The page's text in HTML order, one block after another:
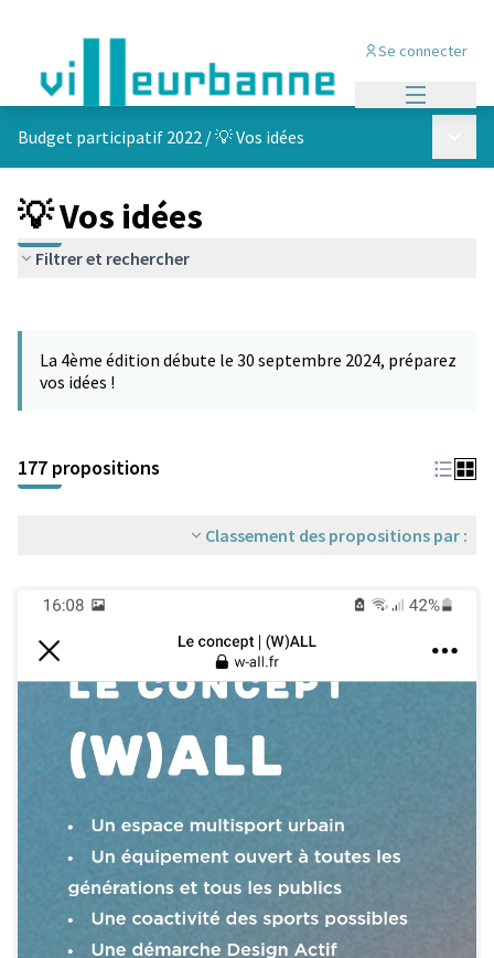
Se connecter
Budget participatif 2022 /💡 Vos idées
💡 Vos idées
Filtrer et rechercher
−
La 4ème édition débute le 30 septembre 2024, préparez
vos idées !
177 propositions
Classement des propositions par :